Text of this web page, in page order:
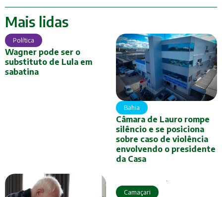
Mais lidas
Política
Wagner pode ser o
substituto de Lula em
sabatina
Bahia
Câmara de Lauro rompe
silêncio e se posiciona
sobre caso de violência
envolvendo o presidente
da Casa
Camaçari